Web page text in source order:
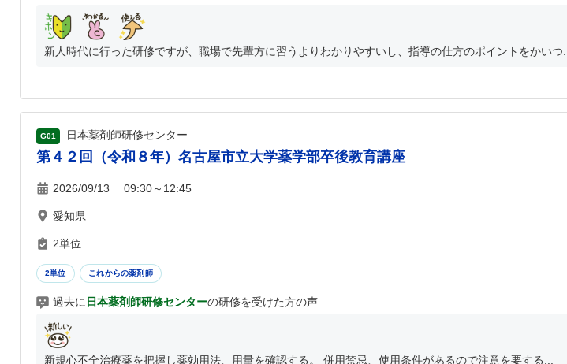
新人時代に行った研修ですが、職場で先輩方に習うよりわかりやすいし、指導の仕方のポイントをかいつ...
G01 日本薬剤師研修センター
第４２回（令和８年）名古屋市立大学薬学部卒後教育講座
2026/09/13 09:30～12:45
愛知県
2単位
2単位 これからの薬剤師
過去に 日本薬剤師研修センターの研修を受けた方の声
新規心不全治療薬を把握し薬効用法、用量を確認する。 併用禁忌、使用条件があるので注意を要する...